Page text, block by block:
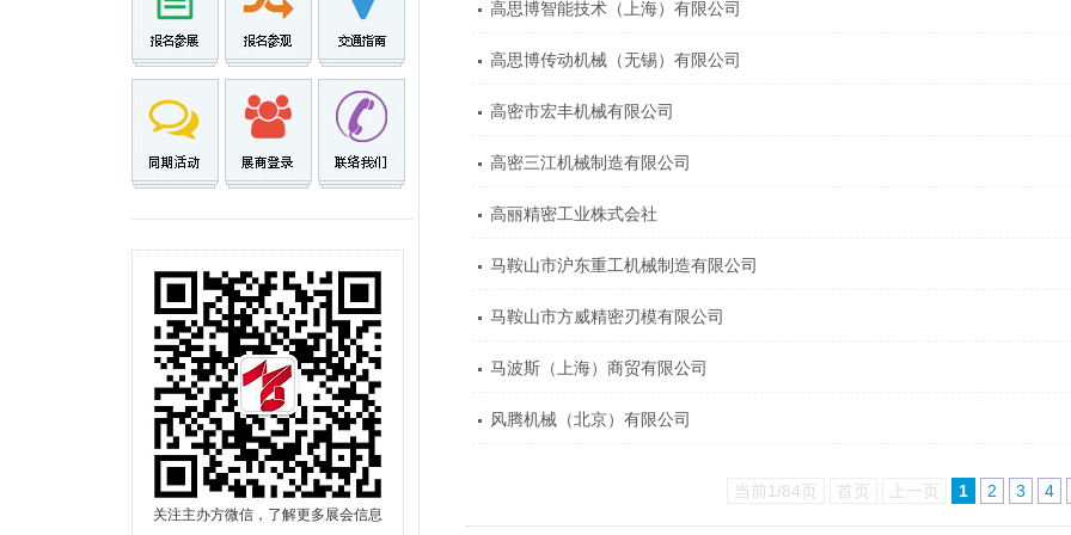
关注主办方微信，了解更多展会信息
高思博智能技术（上海）有限公司
高思博传动机械（无锡）有限公司
高密市宏丰机械有限公司
高密三江机械制造有限公司
高丽精密工业株式会社
马鞍山市沪东重工机械制造有限公司
马鞍山市方威精密刃模有限公司
马波斯（上海）商贸有限公司
风腾机械（北京）有限公司
当前1/84页 首页 上一页 1 2 3 4